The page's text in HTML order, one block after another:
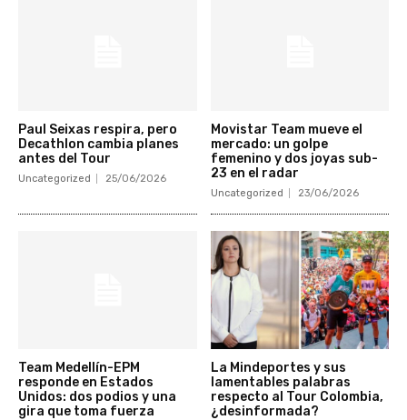
Paul Seixas respira, pero
Decathlon cambia planes
antes del Tour
Uncategorized 25/06/2026
Movistar Team mueve el
mercado: un golpe
femenino y dos joyas sub-
23 en el radar
Uncategorized 23/06/2026
Team Medellín-EPM
responde en Estados
Unidos: dos podios y una
gira que toma fuerza
La Mindeportes y sus
lamentables palabras
respecto al Tour Colombia,
¿desinformada?